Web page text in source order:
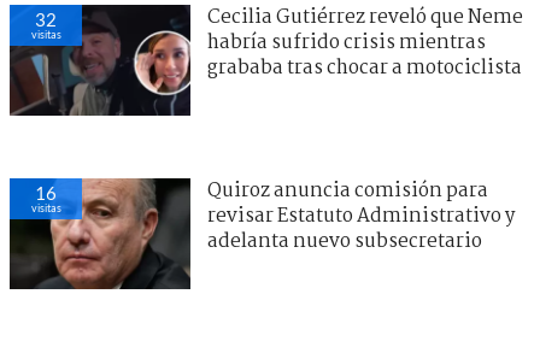
32
visitas
Cecilia Gutiérrez reveló que Neme
habría sufrido crisis mientras
grababa tras chocar a motociclista
16
visitas
Quiroz anuncia comisión para
revisar Estatuto Administrativo y
adelanta nuevo subsecretario